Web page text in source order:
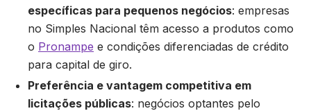
específicas para pequenos negócios: empresas
no Simples Nacional têm acesso a produtos como
o Pronampe e condições diferenciadas de crédito
para capital de giro.
Preferência e vantagem competitiva em
licitações públicas: negócios optantes pelo